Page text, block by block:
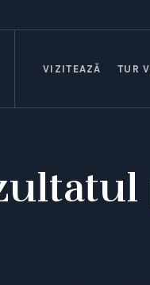
VIZITEAZĂ TUR